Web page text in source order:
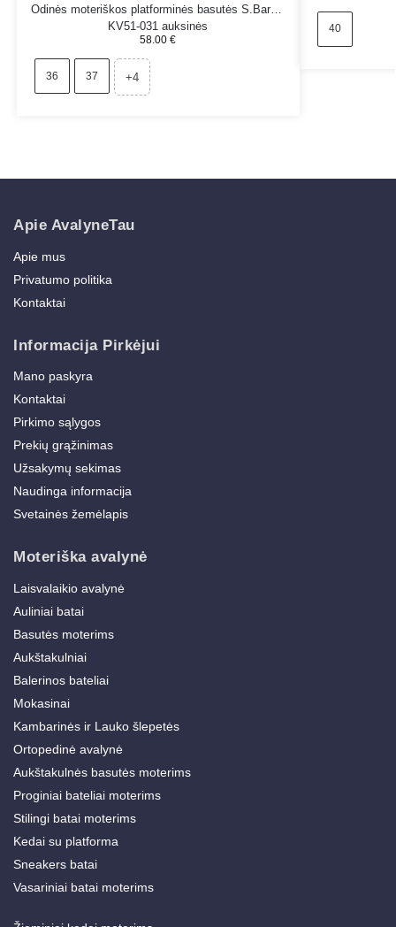
Odinės moteriškos platforminės basutės S.Barski
KV51-031 auksinės
58.00€
36 37 +4
40
Apie AvalyneTau
Apie mus
Privatumo politika
Kontaktai
Informacija Pirkėjui
Mano paskyra
Kontaktai
Pirkimo sąlygos
Prekių grąžinimas
Užsakymų sekimas
Naudinga informacija
Svetainės žemėlapis
Moteriška avalynė
Laisvalaikio avalynė
Auliniai batai
Basutės moterims
Aukštakulniai
Balerinos bateliai
Mokasinai
Kambarinės ir Lauko šlepetės
Ortopedinė avalynė
Aukštakulnės basutės moterims
Proginiai bateliai moterims
Stilingi batai moterims
Kedai su platforma
Sneakers batai
Vasariniai batai moterims